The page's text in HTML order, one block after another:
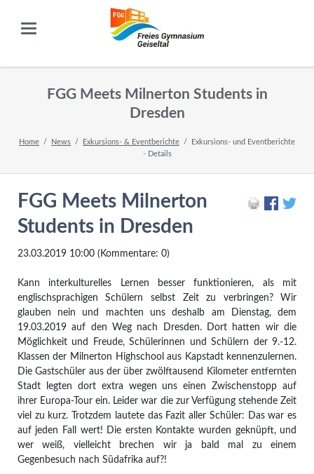
FGG Meets Milnerton Students in
Dresden
Home News Exkursions- & Eventberichte
Exkursions- und Eventberichte
- Details
FGG Meets Milnerton
Students in Dresden
23.03.2019 10:00(Kommentare: 0)
Kann interkulturelles Lernen besser funktionieren, als mit
englischsprachigen Schülern selbst Zeit zu verbringen? Wir
glauben nein und machten uns deshalb am Dienstag, dem
19.03.2019 auf den Weg nach Dresden. Dort hatten wir die
Möglichkeit und Freude, Schülerinnen und Schülern der 9.-12.
Klassen der Milnerton Highschool aus Kapstadt kennenzulernen.
Die Gastschüler aus der über zwölftausend Kilometer entfernten
Stadt legten dort extra wegen uns einen Zwischenstopp auf
ihrer Europa-Tour ein. Leider war die zur Verfügung stehende Zeit
viel zu kurz. Trotzdem lautete das Fazit aller Schüler: Das war es
auf jeden Fall wert! Die ersten Kontakte wurden geknüpft, und
wer weiß, vielleicht brechen wir ja bald mal zu einem
Gegenbesuch nach Südafrika auf?!